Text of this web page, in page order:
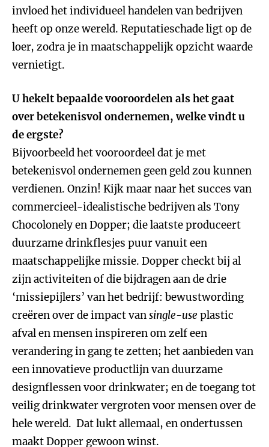
invloed het individueel handelen van bedrijven
heeft op onze wereld. Reputatieschade ligt op de
loer, zodra je in maatschappelijk opzicht waarde
vernietigt.
U hekelt bepaalde vooroordelen als het gaat
over betekenisvol ondernemen, welke vindt u
de ergste?
Bijvoorbeeld het vooroordeel dat je met
betekenisvol ondernemen geen geld zou kunnen
verdienen. Onzin! Kijk maar naar het succes van
commercieel-idealistische bedrijven als Tony
Chocolonely en Dopper; die laatste produceert
duurzame drinkflesjes puur vanuit een
maatschappelijke missie. Dopper checkt bij al
zijn activiteiten of die bijdragen aan de drie
‘missiepijlers’ van het bedrijf: bewustwording
creëren over de impact vansingle-use plastic
afval en mensen inspireren om zelf een
verandering in gang te zetten; het aanbieden van
een innovatieve productlijn van duurzame
designflessen voor drinkwater; en de toegang tot
veilig drinkwater vergroten voor mensen over de
hele wereld. Dat lukt allemaal, en ondertussen
maakt Dopper gewoon winst.